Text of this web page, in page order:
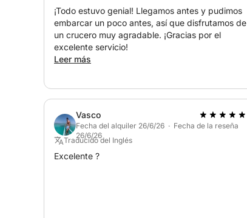
¡Todo estuvo genial! Llegamos antes y pudimos
embarcar un poco antes, así que disfrutamos de
un crucero muy agradable. ¡Gracias por el
excelente servicio!
Leer más
Vasco
Fecha del alquiler 26/6/26 · Fecha de la reseña
26/6/26
Traducido del Inglés
Excelente ?